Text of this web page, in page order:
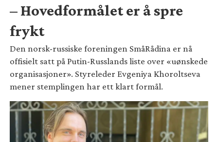
– Hovedformålet er å spre
frykt
Den norsk-russiske foreningen SmåRådina er nå
offisielt satt på Putin-Russlands liste over «uønskede
organisasjoner». Styreleder Evgeniya Khoroltseva
mener stemplingen har ett klart formål.